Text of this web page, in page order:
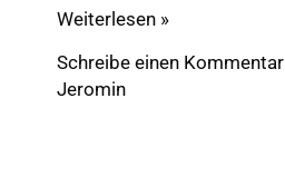
Congstar
20
Weiterlesen »
Schreibe einen Kommentar
Jeromin